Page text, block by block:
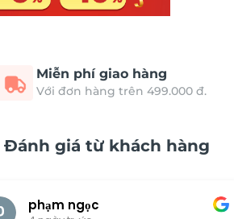
Miễn phí giao hàng
Với đơn hàng trên 499.000 đ.
Đánh giá từ khách hàng
phạm ngọc